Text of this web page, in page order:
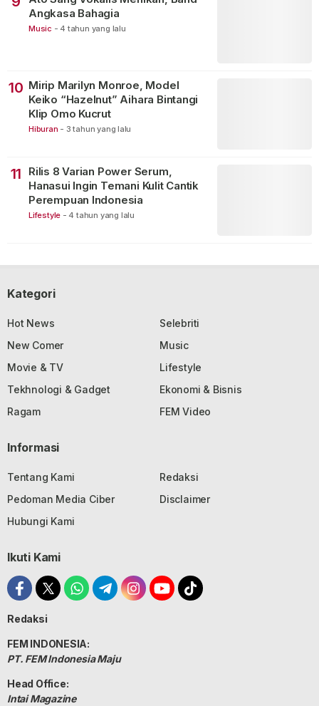
Angkasa Bahagia
Music - 4 tahun yang lalu
10 Mirip Marilyn Monroe, Model
Keiko “Hazelnut” Aihara Bintangi
Klip Omo Kucrut
Hiburan - 3 tahun yang lalu
11
Rilis 8 Varian Power Serum,
Hanasui Ingin Temani Kulit Cantik
Perempuan Indonesia
Lifestyle - 4 tahun yang lalu
Kategori
Hot News
Selebriti
New Comer
Music
Movie & TV
Lifestyle
Tekhnologi & Gadget
Ekonomi & Bisnis
Ragam
FEM Video
Informasi
Tentang Kami
Redaksi
Pedoman Media Ciber
Disclaimer
Hubungi Kami
Ikuti Kami
Redaksi
FEM INDONESIA:
PT. FEM Indonesia Maju
Head Office:
Intai Magazine